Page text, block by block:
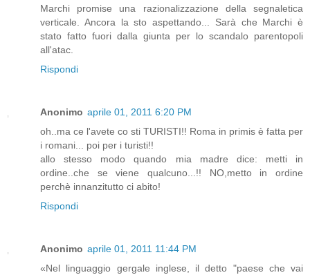
Marchi promise una razionalizzazione della segnaletica
verticale. Ancora la sto aspettando... Sarà che Marchi è
stato fatto fuori dalla giunta per lo scandalo parentopoli
all'atac.
Rispondi
Anonimo aprile 01, 2011 6:20 PM
oh..ma ce l'avete co sti TURISTI!! Roma in primis è fatta per
i romani... poi per i turisti!!
allo stesso modo quando mia madre dice: metti in
ordine..che se viene qualcuno...!! NO,metto in ordine
perchè innanzitutto ci abito!
Rispondi
Anonimo aprile 01, 2011 11:44 PM
«Nel linguaggio gergale inglese, il detto "paese che vai